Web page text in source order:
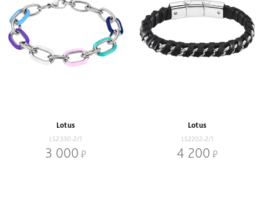
Lotus
LS2330-2/1
3 000
Lotus
LS2202-2/1
4 200